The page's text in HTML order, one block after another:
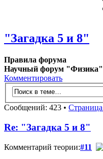
"Загадка 5 и 8"
Правила форума
Научный форум "Физика"
Комментировать
Сообщений: 423 • Страница
Re: "Загадка 5 и 8"
Комментарий теории:#11